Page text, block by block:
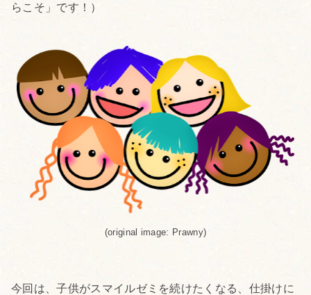
らこそ」です！）
(original image: Prawny)
今回は、子供がスマイルゼミを続けたくなる、仕掛けに